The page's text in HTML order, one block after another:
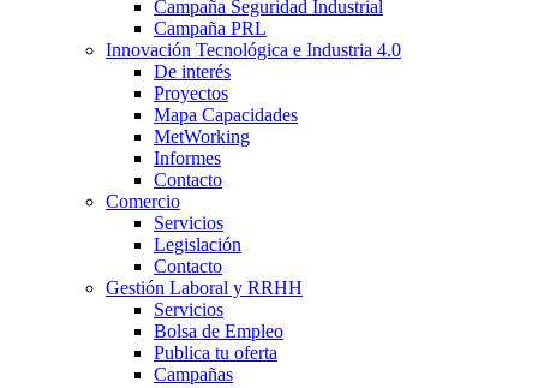
Campaña Seguridad Industrial
Campaña PRL
Innovación Tecnológica e Industria 4.0
De interés
Proyectos
Mapa Capacidades
MetWorking
Informes
Contacto
Comercio
Servicios
Legislación
Contacto
Gestión Laboral y RRHH
Servicios
Bolsa de Empleo
Publica tu oferta
Campañas